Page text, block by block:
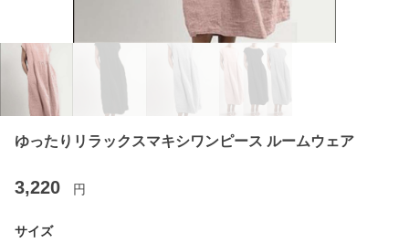
ゆったりリラックスマキシワンピース ルームウェア
3,220 円
サイズ